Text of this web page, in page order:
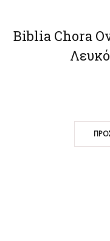
Biblia Chora